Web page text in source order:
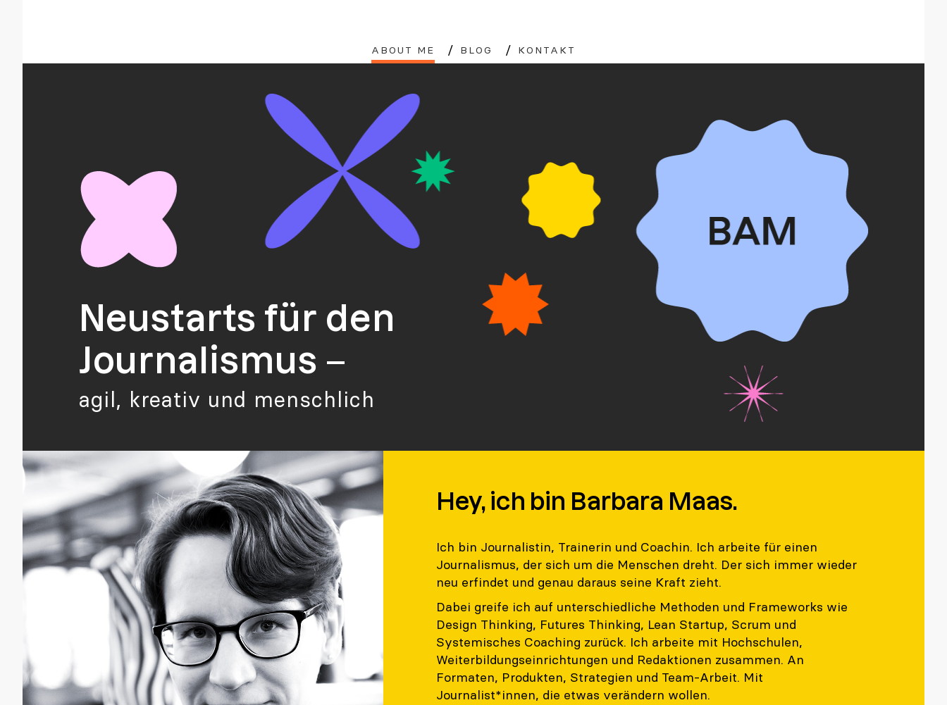
ABOUT ME BLOG KONTAKT
Neustarts für den
Journalismus –
agil, kreativ und menschlich
Hey, ich bin Barbara Maas.
Ich bin Journalistin, Trainerin und Coachin. Ich arbeite für einen
Journalismus, der sich um die Menschen dreht. Der sich immer wieder
neu erfindet und genau daraus seine Kraft zieht.
Dabei greife ich auf unterschiedliche Methoden und Frameworks wie
Design Thinking, Futures Thinking, Lean Startup, Scrum und
Systemisches Coaching zurück. Ich arbeite mit Hochschulen,
Weiterbildungseinrichtungen und Redaktionen zusammen. An
Formaten, Produkten, Strategien und Team-Arbeit. Mit
Journalist*innen, die etwas verändern wollen.